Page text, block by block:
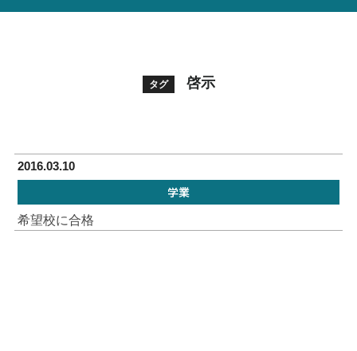
タグ 啓示
2016.03.10
学業
希望校に合格